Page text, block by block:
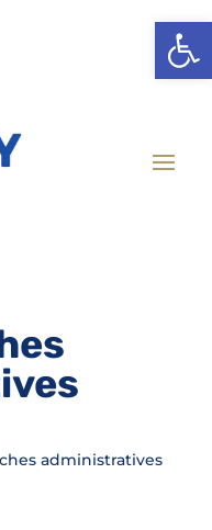
Ouvrir
administratives